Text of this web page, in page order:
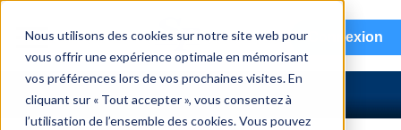
Nous utilisons des cookies sur notre site web pour
vous offrir une expérience optimale en mémorisant
vos préférences lors de vos prochaines visites. En
cliquant sur « Tout accepter », vous consentez à
l’utilisation de l’ensemble des cookies. Vous pouvez
menu Connexion